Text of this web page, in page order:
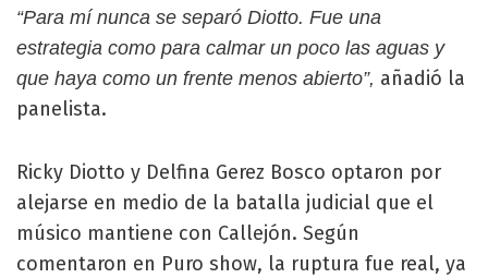
“Para mí nunca se separó Diotto. Fue una
estrategia como para calmar un poco las aguas y
que haya como un frente menos abierto”, añadió la
panelista.
Ricky Diotto y Delfina Gerez Bosco optaron por
alejarse en medio de la batalla judicial que el
músico mantiene con Callejón. Según
comentaron en Puro show, la ruptura fue real, ya